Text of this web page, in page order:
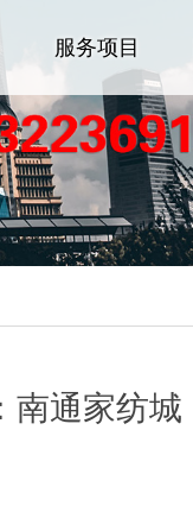
服务项目
南通家纺城